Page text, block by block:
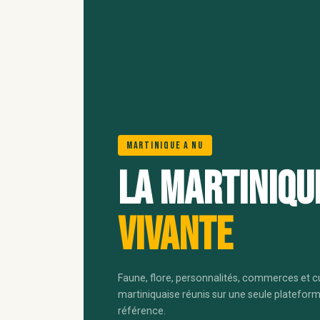
Martinique A Nu
La
vivante
Faune, flore, personnalités, commerces et
martiniquaise réunis sur une seule
référence.